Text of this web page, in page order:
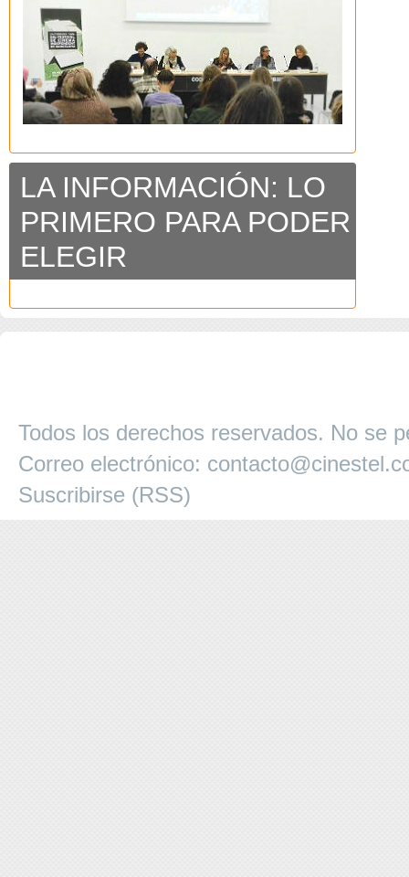
LA INFORMACIÓN: LO
PRIMERO PARA PODER
ELEGIR
Todos los derechos reservados. No se
Correo electrónico:
Suscribirse (RSS)